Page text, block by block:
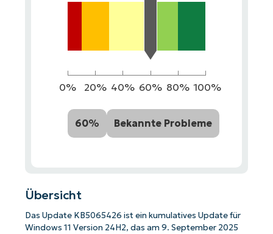
0% 20% 40% 60% 80% 100%
60% Bekannte Probleme
Übersicht
Das Update KB5065426 ist ein kumulatives Update für
Windows 11 Version 24H2, das am 9. September 2025